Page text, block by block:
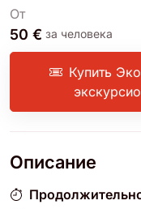
От
50 € за человека
Купить
Описание